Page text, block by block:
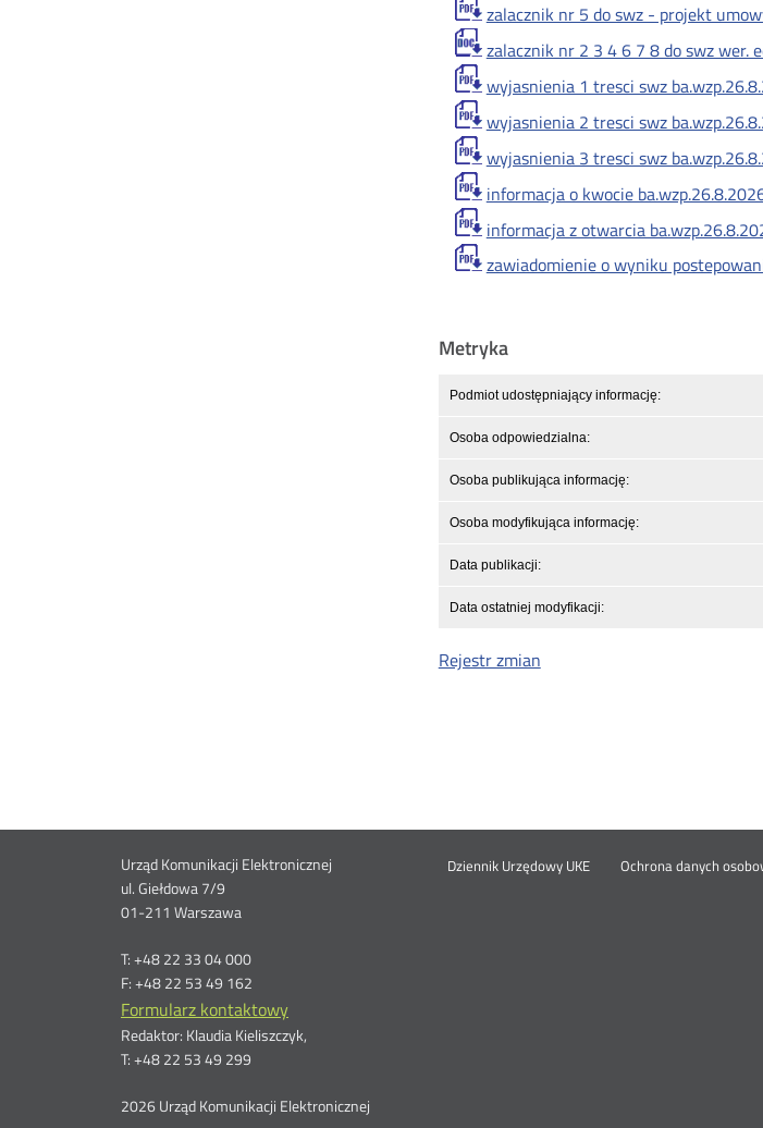
zalacznik nr 5 do swz - projekt
zalacznik nr 2 3 4 6 7 8 do swz wer.
wyjasnienia 1 tresci swz
wyjasnienia 2 tresci swz
wyjasnienia 3 tresci swz
informacja o kwocie
informacja z otwarcia
zawiadomienie o wyniku
Metryka
Podmiot udostępniający informację:
Osoba odpowiedzialna:
Osoba publikująca informację:
Osoba modyfikująca informację:
Data publikacji:
Data ostatniej modyfikacji:
Rejestr zmian
Dane
kontaktowe
Urząd Komunikacji Elektronicznej
ul. Giełdowa 7/9
01-211 Warszawa
T: +48 22 33 04 000
F: +48 22 53 49 162
Formularz kontaktowy
Redaktor: Klaudia Kieliszczyk,
T: +48 22 53 49 299
Stopka
Dziennik Urzędowy UKE Otwórz
Ochrona danych
2026 Urząd Komunikacji Elektronicznej